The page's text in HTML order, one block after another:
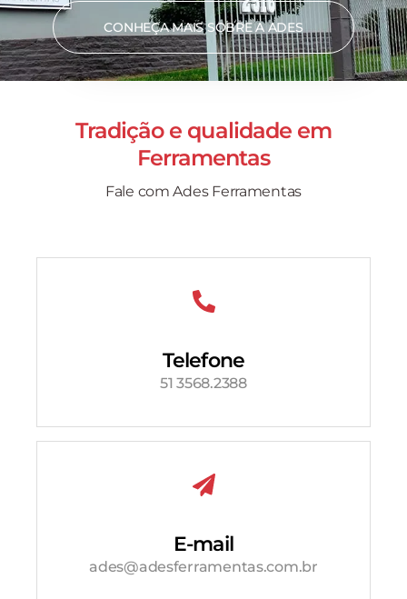
CONHEÇA MAIS SOBRE A ADES
Tradição e qualidade em
Ferramentas
Fale com Ades Ferramentas
Telefone
51 3568.2388
E-mail
ades@adesferramentas.com.br